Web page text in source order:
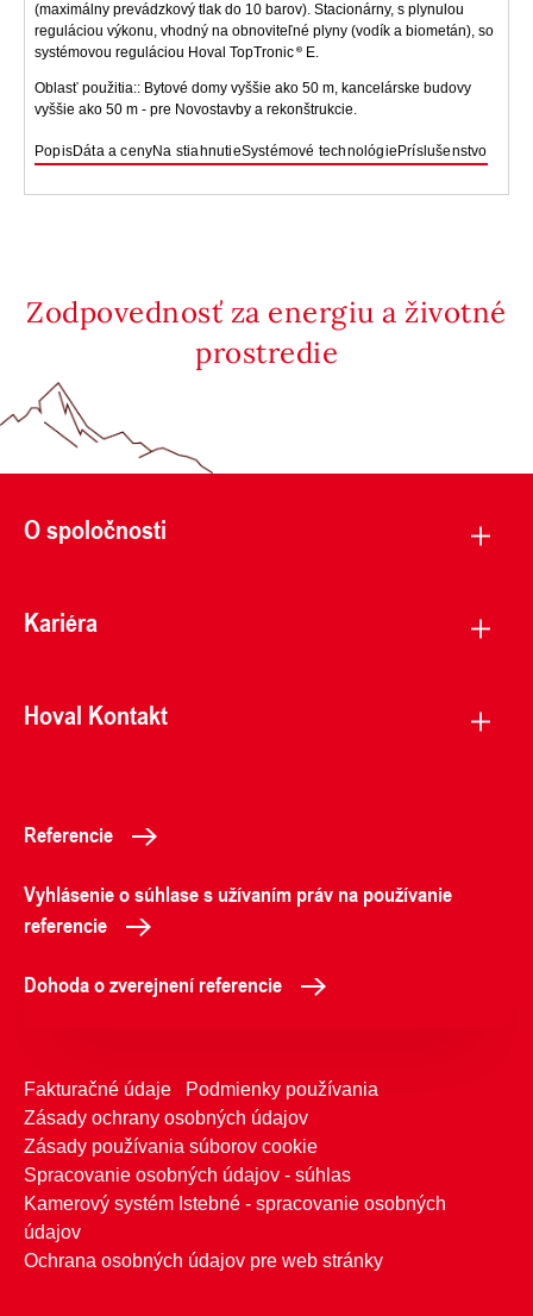
(maximálny prevádzkový tlak do 10 barov). Stacionárny, s plynulou
reguláciou výkonu, vhodný na obnoviteľné plyny (vodík a biometán), so
systémovou reguláciou Hoval TopTronic
E.
Oblasť použitia:: Bytové domy vyššie ako 50 m, kancelárske budovy
vyššie ako 50 m - pre Novostavby a rekonštrukcie.
PopisDáta a cenyNa stiahnutieSystémové technológie Príslušenstvo
Zodpovednosť za energiu a životné
prostredie
O spoločnosti
Kariéra
Hoval Kontakt
Referencie
Vyhlásenie o súhlase s užívaním práv na používanie
referencie
Dohoda o zverejnení referencie
Fakturačné údaje
Podmienky používania
Zásady ochrany osobných údajov
Zásady používania súborov cookie
Spracovanie osobných údajov - súhlas
Kamerový systém Istebné - spracovanie osobných
údajov
Ochrana osobných údajov pre web stránky